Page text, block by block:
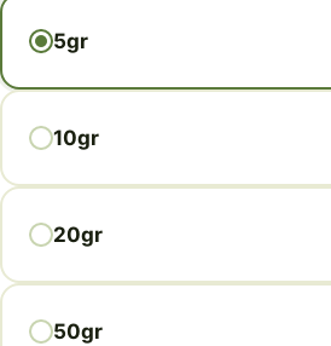
5gr
10gr
20gr
50gr